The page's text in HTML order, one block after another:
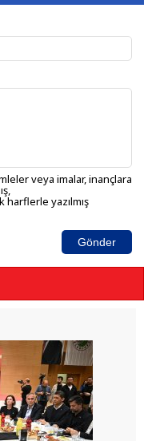
veya imalar, inançlara
yazılmış
Gönder